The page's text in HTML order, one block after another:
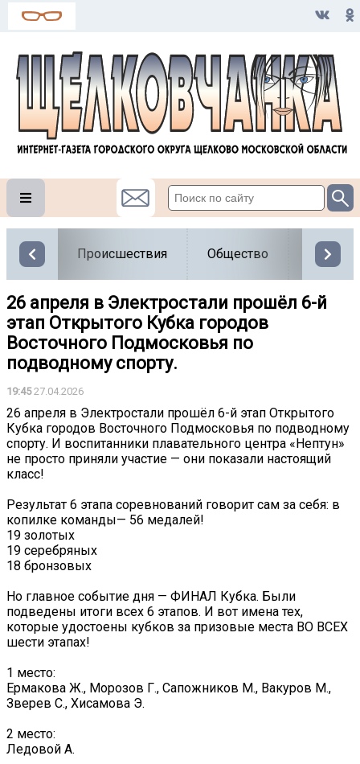
Происшествия Общество Власть
26 апреля в Электростали прошёл 6-й
этап Открытого Кубка городов
Восточного Подмосковья по
подводному спорту.
19:4527.04.2026
26 апреля в Электростали прошёл 6-й этап Открытого
Кубка городов Восточного Подмосковья по подводному
спорту. И воспитанники плавательного центра «Нептун»
не просто приняли участие — они показали настоящий
класс!
Результат 6 этапа соревнований говорит сам за себя: в
копилке команды— 56 медалей!
19 золотых
19 серебряных
18 бронзовых
Но главное событие дня — ФИНАЛ Кубка. Были
подведены итоги всех 6 этапов. И вот имена тех,
которые удостоены кубков за призовые места ВО ВСЕХ
шести этапах!
1 место:
Ермакова Ж., Морозов Г., Сапожников М., Вакуров М.,
Зверев С., Хисамова Э.
2 место:
Ледовой А.